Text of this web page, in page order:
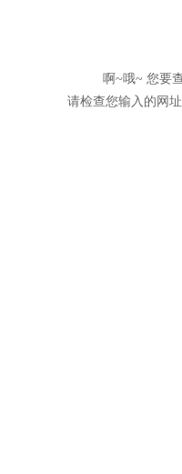
啊~哦~ 您要
请检查您输入的网